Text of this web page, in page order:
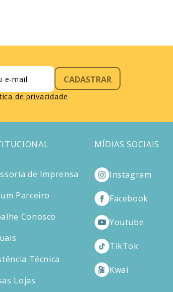
CADASTRAR
de privacidade
de Imprensa
Parceiro
Conosco
Técnica
Lojas
MÍDIAS SOCIAIS
Instagram
Facebook
Youtube
TikTok
Kwai